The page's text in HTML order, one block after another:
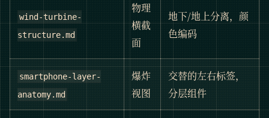
wind-turbine-
structure.md
物理
横截
面
地下/地上分离，颜
色编码
smartphone-layer-
anatomy.md
爆炸
视图
交替的左右标签，
分层组件